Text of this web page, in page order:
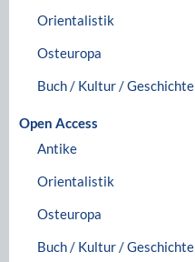
Orientalistik
Osteuropa
Buch / Kultur / Geschichte
Open Access
Antike
Orientalistik
Osteuropa
Buch / Kultur / Geschichte